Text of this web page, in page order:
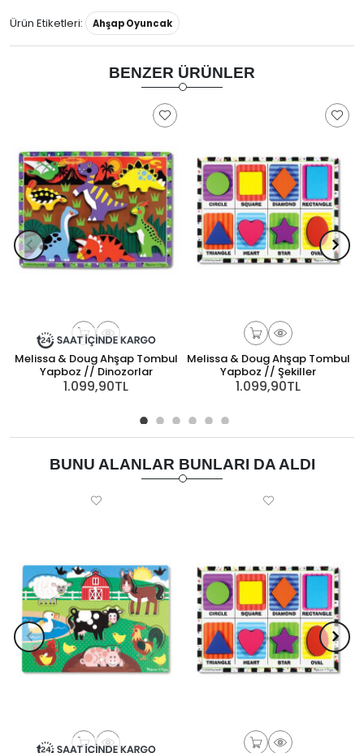
Ürün Etiketleri: Ahşap Oyuncak
BENZER ÜRÜNLER
Melissa & Doug Ahşap Tombul
Yapboz // Dinozorlar
1.099,90TL
Melissa & Doug Ahşap Tombul
Yapboz // Şekiller
1.099,90TL
BUNU ALANLAR BUNLARI DA ALDI